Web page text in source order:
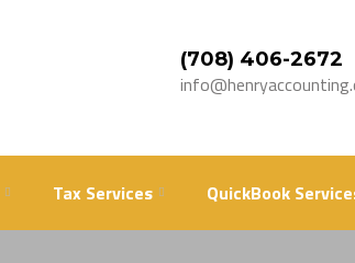
(708) 406-2672
Tax Services QuickBook